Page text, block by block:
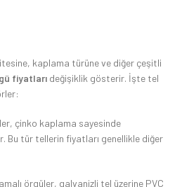
kaplama türüne ve diğer çeşitli
fiyatları değişiklik gösterir. İşte tel
çinko kaplama sayesinde
Bu tür tellerin fiyatları genellikle diğer
örgüler, galvanizli tel üzerine PVC